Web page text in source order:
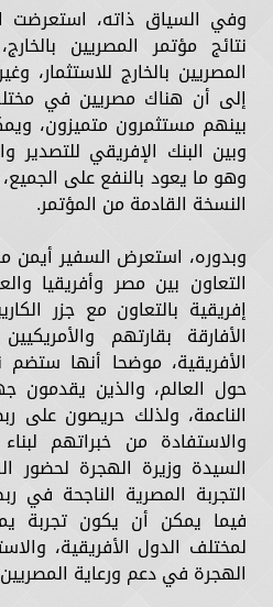
وفي السياق ذاته، استعرضت
نتائج مؤتمر المصريين
المصريين بالخارج للاستثمار،
إلى أن هناك مصريين في
بينهم مستثمرون متميزون،
وبين البنك الإفريقي للتصدير
وهو ما يعود بالنفع على
النسخة القادمة من المؤتمر.
وبدوره، استعرض السفير أيمن
التعاون بين مصر وأفريقيا
إفريقية بالتعاون مع جزر
الأفارقة بقارتهم
الأفريقية، موضحا أنها ستضم
حول العالم، والذين يقدمون
الناعمة، ولذلك حريصون على
والاستفادة من خبراتهم لبناء
السيدة وزيرة الهجرة لحضور
التجربة المصرية الناجحة في
فيما يمكن أن يكون تجربة
لمختلف الدول الأفريقية،
الهجرة في دعم ورعاية المصريين